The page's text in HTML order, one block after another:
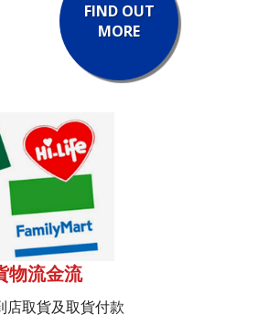
FIND OUT
MORE
物流金流
店取貨及取貨付款